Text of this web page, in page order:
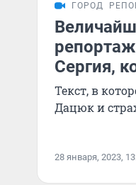
ГОРОД
Сергия,
Текст, в
Дацюк и
28 января, 2023,